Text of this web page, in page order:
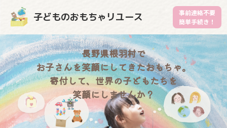
子どものおもちゃリユース
事前連絡不要
簡単手続き！
長野県根羽村で
お子さんを笑顔にしてきたおもちゃ。
寄付して、世界の子どもたちを
笑顔にしませんか？